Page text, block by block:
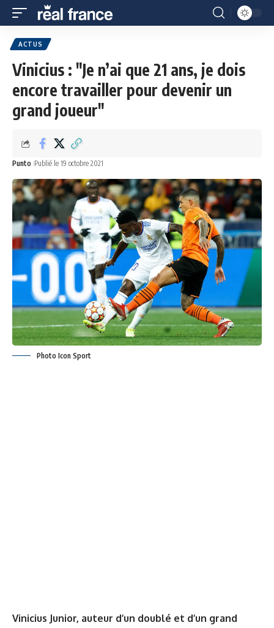
ACTUS
Vinicius : "Je n’ai que 21 ans, je dois
encore travailler pour devenir un
grand joueur"
Punto Publié le 19 octobre 2021
Photo Icon Sport
Vinicius Junior, auteur d’un doublé et d’un grand